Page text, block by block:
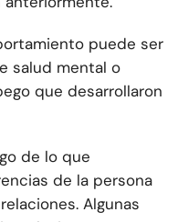
puede ser
salud mental o
que desarrollaron
de lo que
de la persona
Algunas